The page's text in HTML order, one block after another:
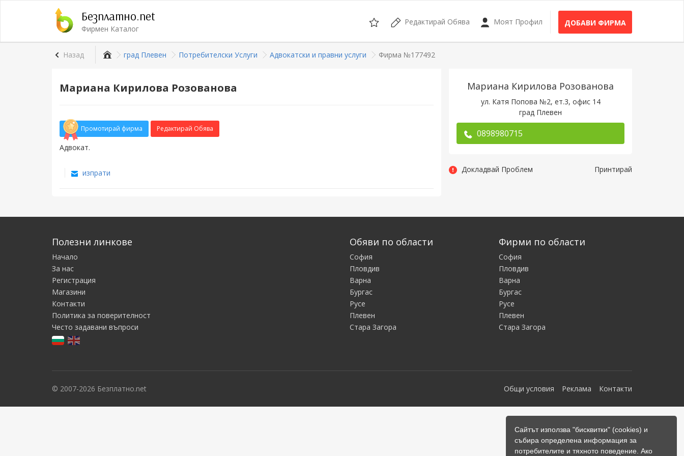
Сайтът използва "бисквитки" (cookies) и
събира определена информация за
потребителите и тяхното поведение. Ако
Безплатно.net
Фирмен Каталог
Редактирай Обява Моят Профил ДОБАВИ ФИРМА
Назад град Плевен Потребителски Услуги Адвокатски и правни услуги Фирма №177492
Мариана Кирилова Розованова
Промотирай фирма Редактирай Обява
Адвокат.
изпрати
Мариана Кирилова Розованова
ул. Катя Попова №2, ет.3, офис 14
град Плевен
0898980715
Докладвай Проблем Принтирай
Полезни линкове
Начало
За нас
Регистрация
Магазини
Контакти
Политика за поверителност
Често задавани въпроси
Обяви по области
София
Пловдив
Варна
Бургас
Русе
Плевен
Стара Загора
Фирми по области
София
Пловдив
Варна
Бургас
Русе
Плевен
Стара Загора
Общи условия Реклама Контакти
© 2007-2026 Безплатно.net